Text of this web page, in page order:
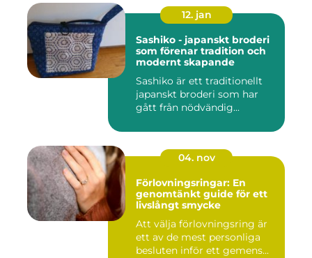
12. jan
Sashiko - japanskt broderi
som förenar tradition och
modernt skapande
Sashiko är ett traditionellt
japanskt broderi som har
gått från nödvändig...
04. nov
Förlovningsringar: En
genomtänkt guide för ett
livslångt smycke
Att välja förlovningsring är
ett av de mest personliga
besluten inför ett gemens...